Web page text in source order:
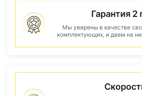
Гарантия 2
Мы уверены в качестве
комплектующих, и даем на